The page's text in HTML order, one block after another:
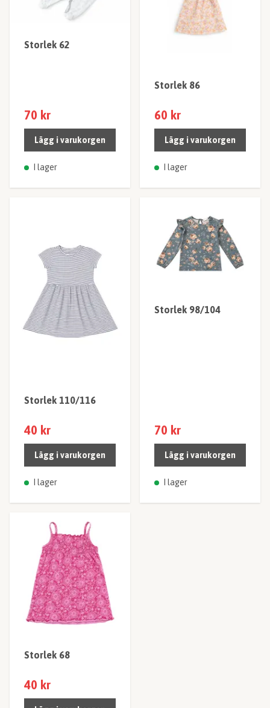
Storlek 62
70 kr
Lägg i varukorgen
I lager
Storlek 86
60 kr
Lägg i varukorgen
I lager
Storlek 110/116
40 kr
Lägg i varukorgen
I lager
Storlek 98/104
70 kr
Lägg i varukorgen
I lager
Storlek 68
40 kr